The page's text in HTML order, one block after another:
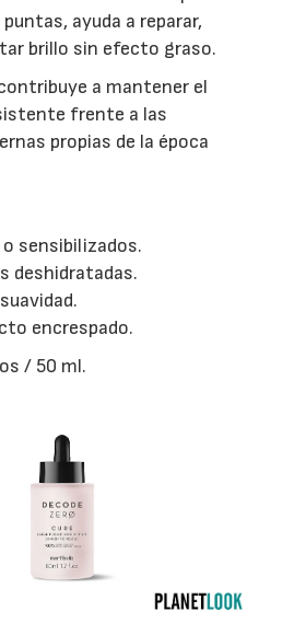
ayuda a reparar,
brillo sin efecto graso.
a mantener el
frente a las
propias de la época
sensibilizados.
deshidratadas.
encrespado.
/ 50 ml.